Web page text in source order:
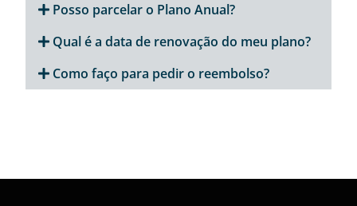
Posso parcelar o Plano Anual?
Qual é a data de renovação do meu plano?
Como faço para pedir o reembolso?